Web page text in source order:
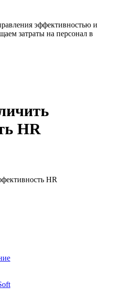
эффективностью и
затраты на персонал в
HR
HR